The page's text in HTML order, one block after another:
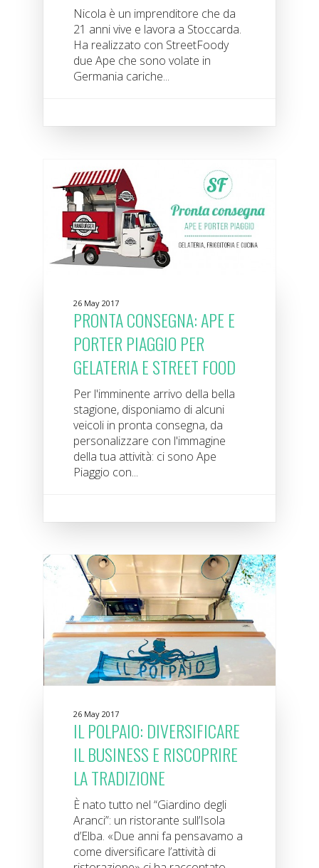
Nicola è un imprenditore che da
21 anni vive e lavora a Stoccarda.
Ha realizzato con StreetFoody
due Ape che sono volate in
Germania cariche...
26 May 2017
PRONTA CONSEGNA: APE E
PORTER PIAGGIO PER
GELATERIA E STREET FOOD
Per l'imminente arrivo della bella
stagione, disponiamo di alcuni
veicoli in pronta consegna, da
personalizzare con l'immagine
della tua attività: ci sono Ape
Piaggio con...
26 May 2017
IL POLPAIO: DIVERSIFICARE
IL BUSINESS E RISCOPRIRE
LA TRADIZIONE
È nato tutto nel “Giardino degli
Aranci”: un ristorante sull’Isola
d’Elba. «Due anni fa pensavamo a
come diversificare l’attività di